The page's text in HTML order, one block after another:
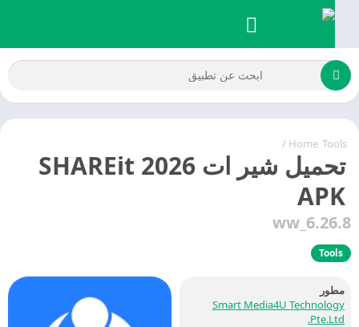
Home
/ Tools
تحميل شير ات 2026 SHAREit
APK
Tools
مطور
Smart Media4U Technology
Pte.Ltd.